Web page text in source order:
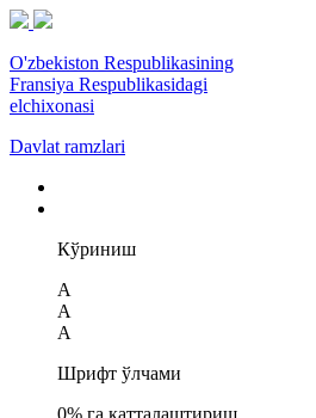
O'zbekiston Respublikasining
Fransiya Respublikasidagi
elchixonasi
Davlat ramzlari
Кўриниш
A
A
A
Шрифт ўлчами
0% га катталаштириш